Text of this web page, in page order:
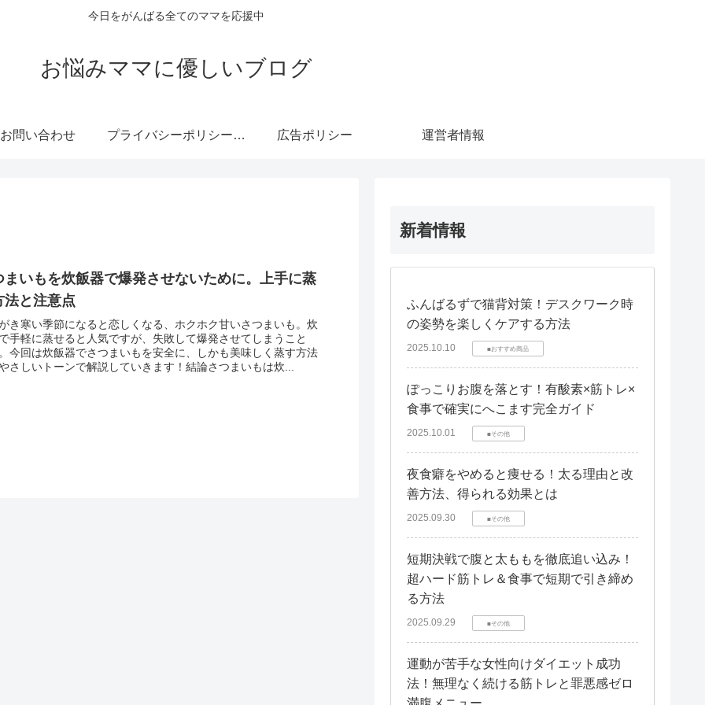
今日をがんばる全てのママを応援中
お悩みママに優しいブログ
お問い合わせ プライバシーポリシー・免責事項 広告ポリシー 運営者情報
まいもを炊飯器で爆発させないために。上手に蒸
法と注意点
き寒い季節になると恋しくなる、ホクホク甘いさつまいも。炊
手軽に蒸せると人気ですが、失敗して爆発させてしまうこと
今回は炊飯器でさつまいもを安全に、しかも美味しく蒸す方法
さしいトーンで解説していきます！結論さつまいもは炊...
新着情報
ふんばるずで猫背対策！デスクワーク時
の姿勢を楽しくケアする方法
2025.10.10 ■おすすめ商品
ぽっこりお腹を落とす！有酸素×筋トレ×
食事で確実にへこます完全ガイド
2025.10.01 ■その他
夜食癖をやめると痩せる！太る理由と改
善方法、得られる効果とは
2025.09.30 ■その他
短期決戦で腹と太ももを徹底追い込み！
超ハード筋トレ＆食事で短期で引き締め
る方法
2025.09.29 ■その他
運動が苦手な女性向けダイエット成功
法！無理なく続ける筋トレと罪悪感ゼロ